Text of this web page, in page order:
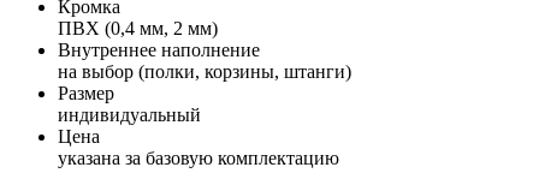
Кромка
ПВХ (0,4 мм, 2 мм)
Внутреннее наполнение
на выбор (полки, корзины, штанги)
Размер
индивидуальный
Цена
указана за базовую комплектацию